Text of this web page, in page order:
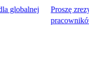
Proszę zrezygnować z
pracowników z G-P